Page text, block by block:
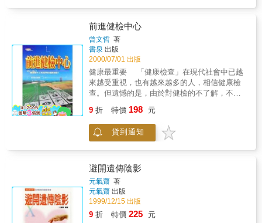
前進健檢中心
曾文哲 著
書泉 出版
2000/07/01 出版
健康最重要 「健康檢查」在現代社會中已越
來越受重視，也有越來越多的人，相信健康檢
查。但遺憾的是，由於對健檢的不了解，不知
作了健康檢查，不管檢查項目有多少，本來費
用高或低，只要作完，收到檢查報告書確定
「一切都沒問題」，就真的以為「一切」都是
的疑問發生，而原本應該是「適時提出警訊」
的健康檢查，也因此反而成為「隱藏真相的面
具」。為了避免此種悲劇一再發生，個人才於
自立晚報家庭醫藥版上製作「前進健 朋友，
你有夢想要實現要實現嗎？健康的身體是美麗
未來的最大本錢，定期做健康檢查為自己的健
9 折 特價 198 元
貨到通知
避開遺傳陰影
元氣齋 著
元氣齋 出版
1999/12/15 出版
9 折 特價 225 元